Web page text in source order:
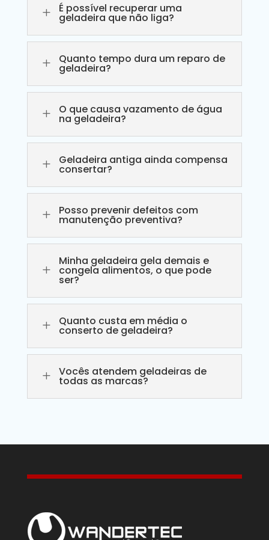
L É possível recuperar uma
geladeira que não liga?
L Quanto tempo dura um reparo de
geladeira?
L O que causa vazamento de água
na geladeira?
L Geladeira antiga ainda compensa
consertar?
L Posso prevenir defeitos com
manutenção preventiva?
L
Minha geladeira gela demais e
congela alimentos, o que pode
ser?
L Quanto custa em média o
conserto de geladeira?
L Vocês atendem geladeiras de
todas as marcas?